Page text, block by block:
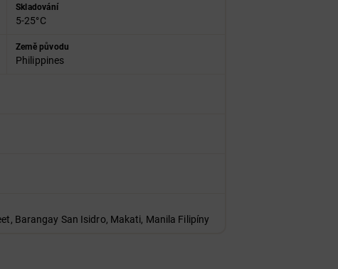
Skladování
5-25°C
Země původu
Philippines
Barangay San Isidro, Makati, Manila Filipíny